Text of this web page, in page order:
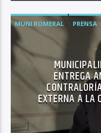
MUNI ROMERAL PRENSA
ENTREGA
EXTERNA A